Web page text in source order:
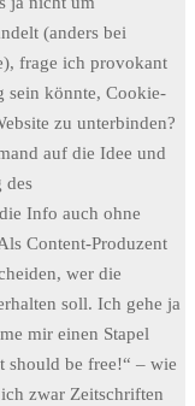
(anders bei
frage ich provokant
sein könnte, Cookie-
zu unterbinden?
auf die Idee und
des
Info auch ohne
Content-Produzent
wer die
soll. Ich gehe ja
mir einen Stapel
should be free!“ – wie
zwar Zeitschriften